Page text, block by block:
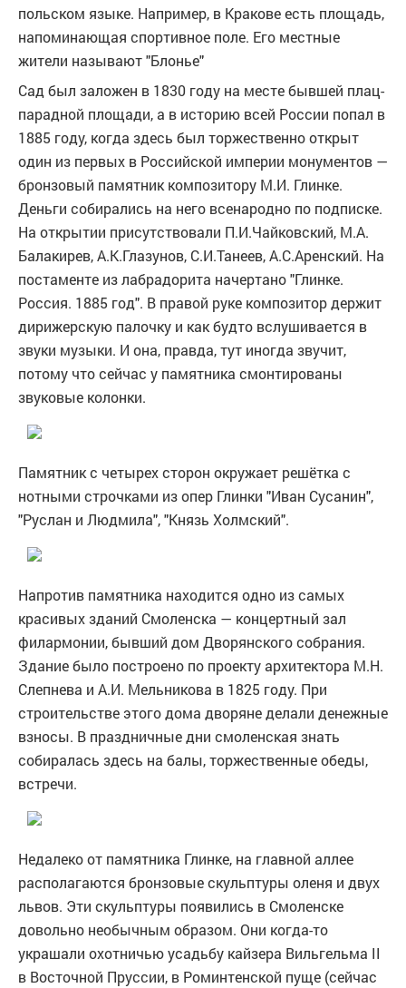
польском языке. Например, в Кракове есть площадь,
напоминающая спортивное поле. Его местные
жители называют "Блонье"
Сад был заложен в 1830 году на месте бывшей плац-
парадной площади, а в историю всей России попал в
1885 году, когда здесь был торжественно открыт
один из первых в Российской империи монументов —
бронзовый памятник композитору М.И. Глинке.
Деньги собирались на него всенародно по подписке.
На открытии присутствовали П.И.Чайковский, М.А.
Балакирев, А.К.Глазунов, С.И.Танеев, А.С.Аренский. На
постаменте из лабрадорита начертано "Глинке.
Россия. 1885 год". В правой руке композитор держит
дирижерскую палочку и как будто вслушивается в
звуки музыки. И она, правда, тут иногда звучит,
потому что сейчас у памятника смонтированы
звуковые колонки.
Памятник с четырех сторон окружает решётка с
нотными строчками из опер Глинки "Иван Сусанин",
"Руслан и Людмила", "Князь Холмский".
Напротив памятника находится одно из самых
красивых зданий Смоленска — концертный зал
филармонии, бывший дом Дворянского собрания.
Здание было построено по проекту архитектора М.Н.
Слепнева и А.И. Мельникова в 1825 году. При
строительстве этого дома дворяне делали денежные
взносы. В праздничные дни смоленская знать
собиралась здесь на балы, торжественные обеды,
встречи.
Недалеко от памятника Глинке, на главной аллее
располагаются бронзовые скульптуры оленя и двух
львов. Эти скульптуры появились в Смоленске
довольно необычным образом. Они когда-то
украшали охотничью усадьбу кайзера Вильгельма II
в Восточной Пруссии, в Роминтенской пуще (сейчас